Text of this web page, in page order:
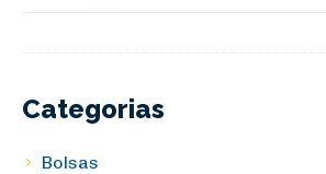
Categorias
Bolsas